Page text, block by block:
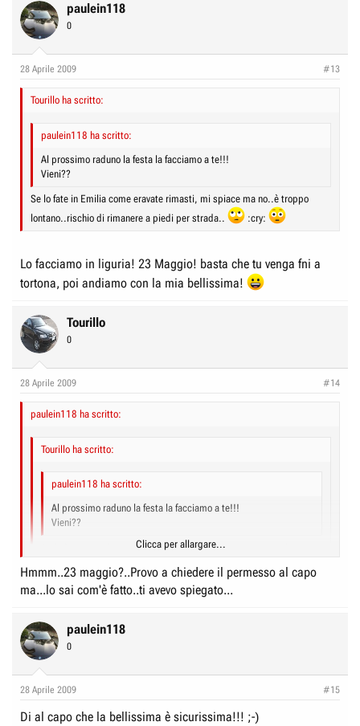
paulein118
0
28 Aprile 2009 #13
Tourillo ha scritto:
paulein118 ha scritto:
Al prossimo raduno la festa la facciamo a te!!!
Vieni??
Se lo fate in Emilia come eravate rimasti, mi spiace ma no..è troppo
lontano..rischio di rimanere a piedi per strada..
:cry:
Lo facciamo in liguria! 23 Maggio! basta che tu venga fni a
tortona, poi andiamo con la mia bellissima!
Tourillo
0
28 Aprile 2009 #14
paulein118 ha scritto:
Tourillo ha scritto:
paulein118 ha scritto:
Al prossimo raduno la festa la facciamo a te!!!
Vieni??
Se lo fate in Emilia come eravate rimasti, mi spiace ma no..è troppo
lontano..rischio di rimanere a piedi per strada..
:cry:
Clicca per allargare...
andiamo con la mia bellissima!
Clicca per allargare...
Hmmm..23 maggio?..Provo a chiedere il permesso al capo
ma...lo sai com'è fatto..ti avevo spiegato...
paulein118
0
28 Aprile 2009 #15
Di al capo che la bellissima è sicurissima!!! ;-)